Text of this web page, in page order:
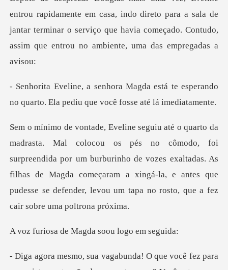
Histórico
Baixar App
casa, indo direto para a sala de
jantar terminar o serviço que havia com
está te esperando
no quarto. Ela pedi
oi
surpreendida por um burburinho de vozes exaltadas. As
filhas de Magda começaram a xingá-la, e
de Magda soou